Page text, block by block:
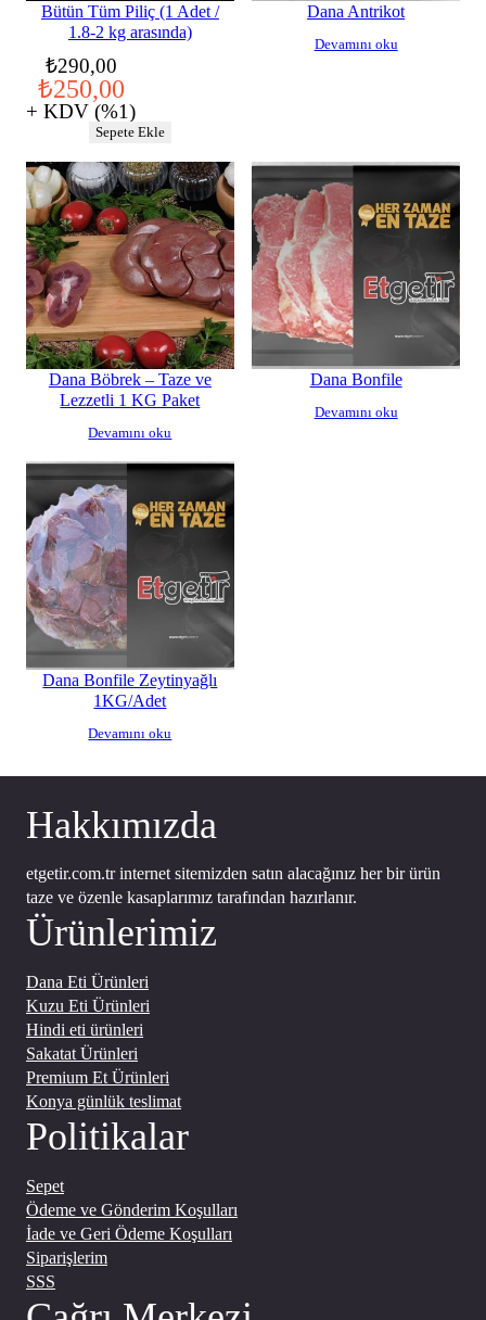
Bütün Tüm Piliç (1 Adet /
1.8-2 kg arasında)
₺290,00
Orijinal
fiyat:
₺290,00.
₺250,00
Şu
andaki
fiyat:
₺250,00.
+ KDV (%1)
Sepete Ekle
Dana Antrikot
Devamını oku
Dana Böbrek – Taze ve
Lezzetli 1 KG Paket
Devamını oku
Dana Bonfile
Devamını oku
Dana Bonfile Zeytinyağlı
1KG/Adet
Devamını oku
Hakkımızda
etgetir.com.tr internet sitemizden satın alacağınız her bir ürün
taze ve özenle kasaplarımız tarafından hazırlanır.
Ürünlerimiz
Dana Eti Ürünleri
Kuzu Eti Ürünleri
Hindi eti ürünleri
Sakatat Ürünleri
Premium Et Ürünleri
Konya günlük teslimat
Politikalar
Sepet
Ödeme ve Gönderim Koşulları
İade ve Geri Ödeme Koşulları
Siparişlerim
SSS